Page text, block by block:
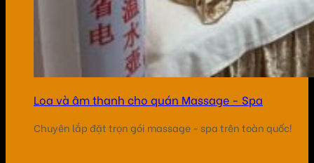
Loa và âm thanh cho quán Massage - Spa
Chuyên lắp đặt trọn gói massage - spa trên toàn quốc!